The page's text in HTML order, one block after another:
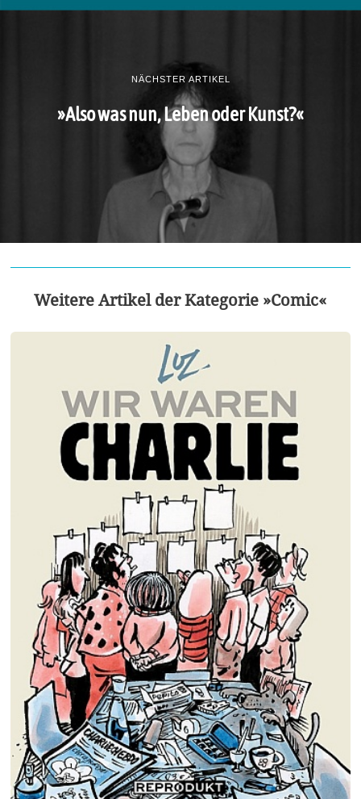
NÄCHSTER ARTIKEL
»Also was nun, Leben oder Kunst?«
Weitere Artikel der Kategorie »Comic«